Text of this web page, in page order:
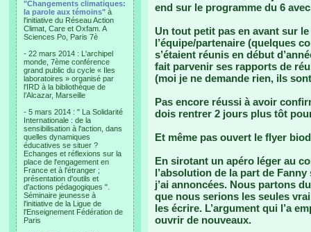
"Changements climatiques:
la parole aux témoins" à
l'initiative du Réseau Action
Climat, Care et Oxfam. A
Sciences Po, Paris 7è
- 22 mars 2014 : L'archipel
monde, 7ème conférence
grand public du cycle « Iles
laboratoires » organisé par
l'IRD à la bibliothèque de
l’Alcazar, Marseille
- 5 mars 2014 : " La Solidarité
Internationale : de la
sensibilisation à l'action, dans
quelles dynamiques
éducatives se situer ?
Echanges et réflexions sur la
place de l'engagement en
France et à l'étranger ;
présentation d'outils et
d'actions pédagogiques ".
Séminaire jeunesse à
l'initiative de la Ligue de
l'Enseignement Fédération de
Paris
end sur le programme du 6
Un tout petit pas en avant sur
l’équipe/partenaire (quelques
s’étaient réunis en début
fait parvenir ses rapports de
(moi je ne demande rien, ils
Pas encore réussi à avoir
dois rentrer 2 jours plus tôt
Et même pas ouvert le flyer
En sirotant un apéro léger au
l’absolution de la part de
j’ai annoncées. Nous partons
que nous serions les seules
les écrire. L’argument qui l’a
ouvrir de nouveaux.